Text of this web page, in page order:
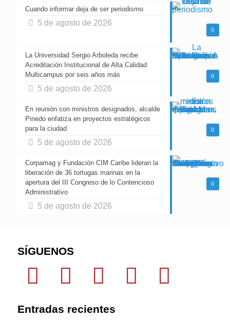
0
Cuando informar deja de ser periodismo
5 de agosto de 2026
0
La Universidad Sergio Arboleda recibe
Acreditación Institucional de Alta Calidad
Multicampus por seis años más
5 de agosto de 2026
0
En reunión con ministros designados, alcalde
Pinedo enfatiza en proyectos estratégicos
para la ciudad
5 de agosto de 2026
0
Corpamag y Fundación CIM Caribe lideran la
liberación de 36 tortugas marinas en la
apertura del III Congreso de lo Contencioso
Administrativo
5 de agosto de 2026
SÍGUENOS
Entradas recientes